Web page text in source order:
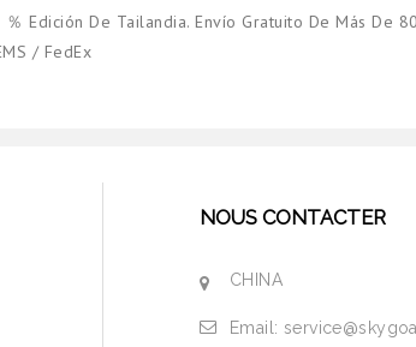
Edición De Tailandia. Envío Gratuito De Más De
/ FedEx
NOUS CONTACTER
CHINA
Email: